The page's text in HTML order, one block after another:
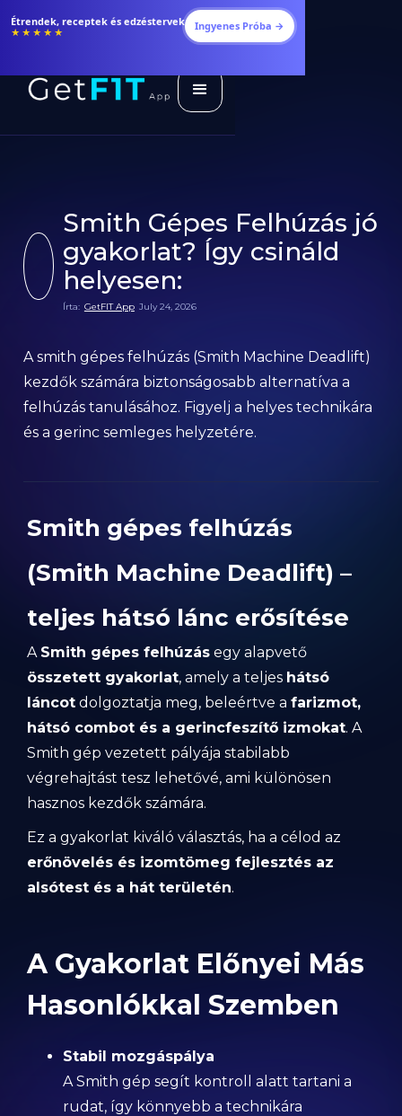
Fogyj és izmosodj hatékonyabban
★★★★★ Ingyenes Próba →
Smith Gépes Felhúzás jó
gyakorlat? Így csináld
helyesen:
Írta: GetFIT App July 24, 2026
A smith gépes felhúzás (Smith Machine Deadlift)
kezdők számára biztonságosabb alternatíva a
felhúzás tanulásához. Figyelj a helyes technikára
és a gerinc semleges helyzetére.
Smith gépes felhúzás
(Smith Machine Deadlift) –
teljes hátsó lánc erősítése
A Smith gépes felhúzás egy alapvető
összetett gyakorlat, amely a teljes hátsó
láncot dolgoztatja meg, beleértve a farizmot,
hátsó combot és a gerincfeszítő izmokat. A
Smith gép vezetett pályája stabilabb
végrehajtást tesz lehetővé, ami különösen
hasznos kezdők számára.
Ez a gyakorlat kiváló választás, ha a célod az
erőnövelés és izomtömeg fejlesztés az
alsótest és a hát területén.
A Gyakorlat Előnyei Más
Hasonlókkal Szemben
Stabil mozgáspálya
A Smith gép segít kontroll alatt tartani a
rudat, így könnyebb a technikára